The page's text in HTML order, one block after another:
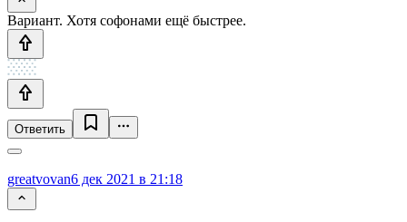
Вариант. Хотя софонами ещё быстрее.
Ответить
greatvovan6 дек 2021 в 21:18